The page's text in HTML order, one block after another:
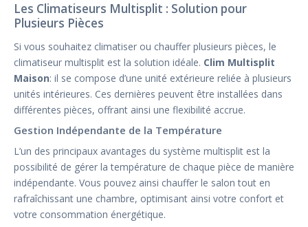
Les Climatiseurs Multisplit : Solution pour
Plusieurs Pièces
Si vous souhaitez climatiser ou chauffer plusieurs pièces, le
climatiseur multisplit est la solution idéale. Clim Multisplit
Maison: il se compose d’une unité extérieure reliée à plusieurs
unités intérieures. Ces dernières peuvent être installées dans
différentes pièces, offrant ainsi une flexibilité accrue.
Gestion Indépendante de la Température
L’un des principaux avantages du système multisplit est la
possibilité de gérer la température de chaque pièce de manière
indépendante. Vous pouvez ainsi chauffer le salon tout en
rafraîchissant une chambre, optimisant ainsi votre confort et
votre consommation énergétique.